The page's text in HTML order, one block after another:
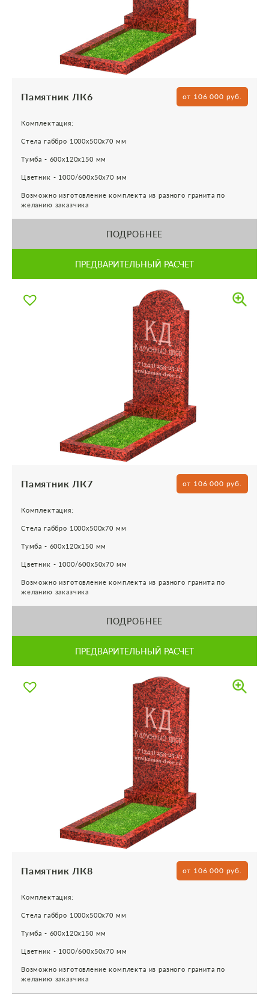
Памятник ЛК6 от 106 000 руб.
Комплектация:
Стела габбро 1000х500х70 мм
Тумба - 600х120х150 мм
Цветник - 1000/600х50х70 мм
Возможно изготовление комплекта из разного гранита по
желанию заказчика
ПОДРОБНЕЕ
ПРЕДВАРИТЕЛЬНЫЙ РАСЧЕТ
Памятник ЛК7 от 106 000 руб.
Комплектация:
Стела габбро 1000х500х70 мм
Тумба - 600х120х150 мм
Цветник - 1000/600х50х70 мм
Возможно изготовление комплекта из разного гранита по
желанию заказчика
ПОДРОБНЕЕ
ПРЕДВАРИТЕЛЬНЫЙ РАСЧЕТ
Памятник ЛК8 от 106 000 руб.
Комплектация:
Стела габбро 1000х500х70 мм
Тумба - 600х120х150 мм
Цветник - 1000/600х50х70 мм
Возможно изготовление комплекта из разного гранита по
желанию заказчика